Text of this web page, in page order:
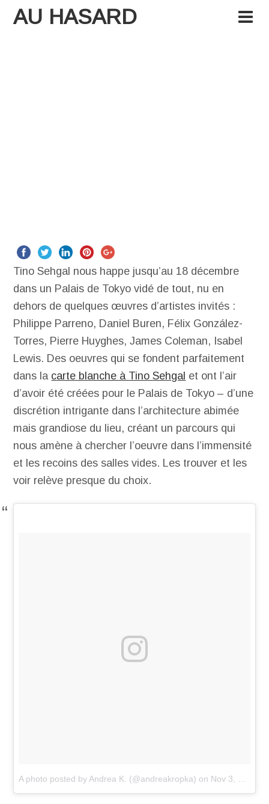
AU HASARD
Tino Sehgal nous happe jusqu’au 18 décembre
dans un Palais de Tokyo vidé de tout, nu en
dehors de quelques œuvres d’artistes invités :
Philippe Parreno, Daniel Buren, Félix González-
Torres, Pierre Huyghes, James Coleman, Isabel
Lewis. Des oeuvres qui se fondent parfaitement
dans la carte blanche à Tino Sehgal et ont l’air
d’avoir été créées pour le Palais de Tokyo – d’une
discrétion intrigante dans l’architecture abimée
mais grandiose du lieu, créant un parcours qui
nous amène à chercher l’oeuvre dans l’immensité
et les recoins des salles vides. Les trouver et les
voir relève presque du choix.
A photo posted by Andrea K. (@andreakropka) on Nov 3, 2016 at 4:30am PDT